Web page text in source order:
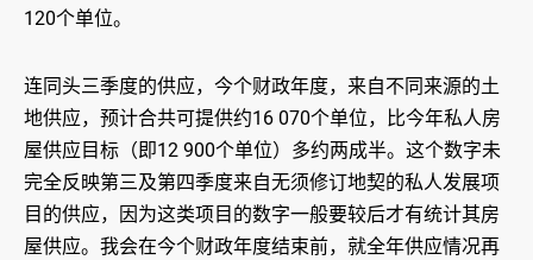
120个单位。
连同头三季度的供应，今个财政年度，来自不同来源的土
地供应，预计合共可提供约16 070个单位，比今年私人房
屋供应目标（即12 900个单位）多约两成半。这个数字未
完全反映第三及第四季度来自无须修订地契的私人发展项
目的供应，因为这类项目的数字一般要较后才有统计其房
屋供应。我会在今个财政年度结束前，就全年供应情况再